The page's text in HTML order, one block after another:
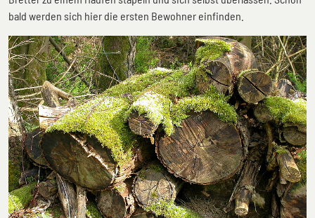
bald werden sich hier die ersten Bewohner einfinden.